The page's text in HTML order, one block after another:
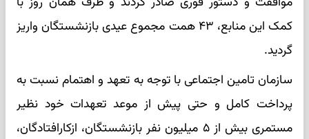
کمک این منابع، ۴۳ همت مجموع عیدی بازنشستگان واریز
گردید.
سازمان تامین اجتماعی با توجه به تعهد و اهتمام نسبت به
پرداخت کامل و حتی پیش از موعد تعهدات خود نظیر
مستمری بیش از ۵ میلیون نفر بازنشستگان، ازکارافتادگان،